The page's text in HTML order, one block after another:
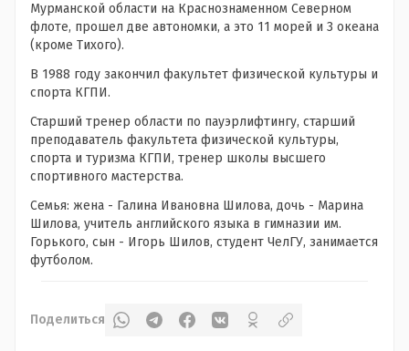
Мурманской области на Краснознаменном Северном
флоте, прошел две автономки, а это 11 морей и 3 океана
(кроме Тихого).
В 1988 году закончил факультет физической культуры и
спорта КГПИ.
Старший тренер области по пауэрлифтингу, старший
преподаватель факультета физической культуры,
спорта и туризма КГПИ, тренер школы высшего
спортивного мастерства.
Семья: жена - Галина Ивановна Шилова, дочь - Марина
Шилова, учитель английского языка в гимназии им.
Горького, сын - Игорь Шилов, студент ЧелГУ, занимается
футболом.
Поделиться